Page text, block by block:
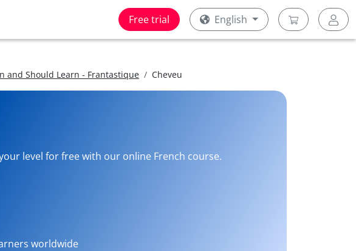
Free trial English
and Should Learn - Frantastique Cheveu
level for free with our online French course.
worldwide